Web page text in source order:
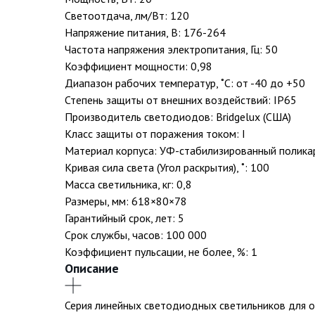
Светоотдача, лм/Вт: 120
Напряжение питания, В: 176-264
Частота напряжения электропитания, Гц: 50
Коэффициент мощности: 0,98
Диапазон рабочих температур, ˚С: от -40 до +50
Степень защиты от внешних воздействий: IP65
Производитель светодиодов: Bridgelux (США)
Класс защиты от поражения током: I
Материал корпуса: УФ-стабилизированный
Кривая сила света (Угол раскрытия), ˚: 100
Масса светильника, кг: 0,8
Размеры, мм: 618×80×78
Гарантийный срок, лет: 5
Срок службы, часов: 100 000
Коэффициент пульсации, не более, %: 1
Описание
Серия линейных светодиодных светильников для